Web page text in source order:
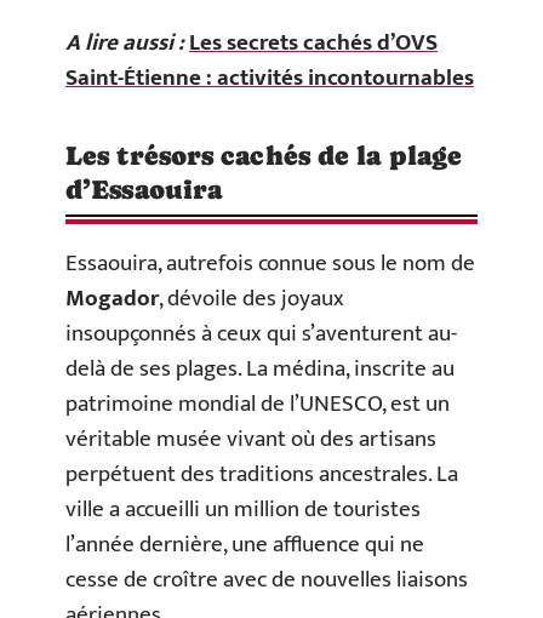
A lire aussi :Les secrets cachés d’OVS
Saint-Étienne : activités incontournables
Les trésors cachés de la plage
d’Essaouira
Essaouira, autrefois connue sous le nom de
Mogador, dévoile des joyaux
insoupçonnés à ceux qui s’aventurent au-
delà de ses plages. La médina, inscrite au
patrimoine mondial de l’UNESCO, est un
véritable musée vivant où des artisans
perpétuent des traditions ancestrales. La
ville a accueilli un million de touristes
l’année dernière, une affluence qui ne
cesse de croître avec de nouvelles liaisons